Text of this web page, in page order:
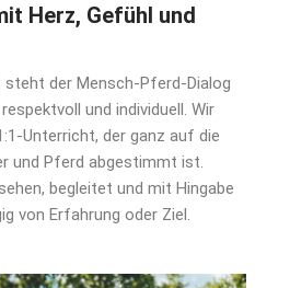
Herz, Gefühl und
steht der Mensch-Pferd-Dialog
und individuell. Wir
Unterricht, der ganz auf die
und Pferd abgestimmt ist.
begleitet und mit Hingabe
von Erfahrung oder Ziel.